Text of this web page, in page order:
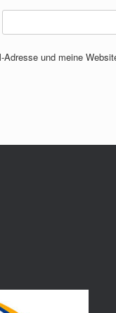
Adresse und meine